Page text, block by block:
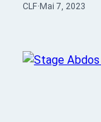
CLF·Mai 7, 2023